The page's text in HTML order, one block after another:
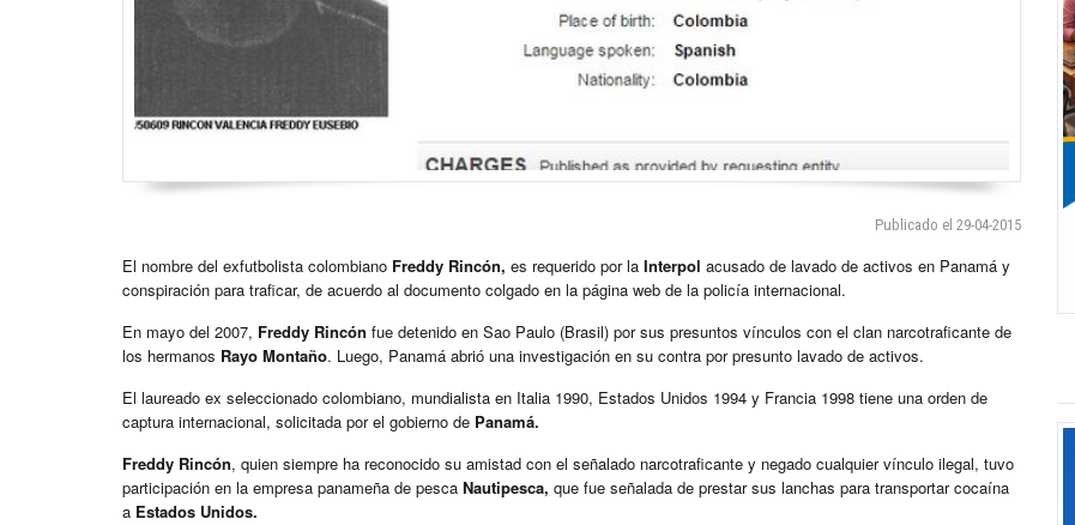
Publicado el 29-04-2015
El nombre del exfutbolista colombiano Freddy Rincón, es requerido por la Interpol acusado de lavado de activos en Panamá y
conspiración para traficar, de acuerdo al documento colgado en la página web de la policía internacional.
En mayo del 2007, Freddy Rincón fue detenido en Sao Paulo (Brasil) por sus presuntos vínculos con el clan narcotraficante de
los hermanos Rayo Montaño. Luego, Panamá abrió una investigación en su contra por presunto lavado de activos.
El laureado ex seleccionado colombiano, mundialista en Italia 1990, Estados Unidos 1994 y Francia 1998 tiene una orden de
captura internacional, solicitada por el gobierno de Panamá.
Freddy Rincón, quien siempre ha reconocido su amistad con el señalado narcotraficante y negado cualquier vínculo ilegal, tuvo
participación en la empresa panameña de pesca Nautipesca, que fue señalada de prestar sus lanchas para transportar cocaína
a Estados Unidos.